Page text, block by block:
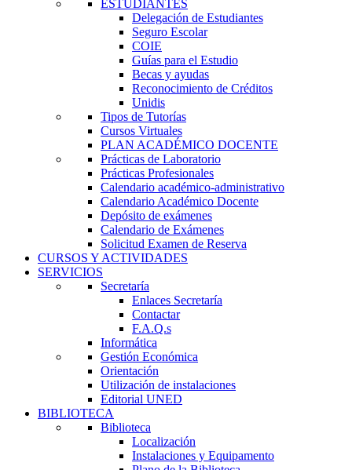
ESTUDIANTES
Delegación de Estudiantes
Seguro Escolar
COIE
Guías para el Estudio
Becas y ayudas
Reconocimiento de Créditos
Unidis
Tipos de Tutorías
Cursos Virtuales
PLAN ACADÉMICO DOCENTE
Prácticas de Laboratorio
Prácticas Profesionales
Calendario académico-administrativo
Calendario Académico Docente
Depósito de exámenes
Calendario de Exámenes
Solicitud Examen de Reserva
CURSOS Y ACTIVIDADES
SERVICIOS
Secretaría
Enlaces Secretaría
Contactar
F.A.Q.s
Informática
Gestión Económica
Orientación
Utilización de instalaciones
Editorial UNED
BIBLIOTECA
Biblioteca
Localización
Instalaciones y Equipamento